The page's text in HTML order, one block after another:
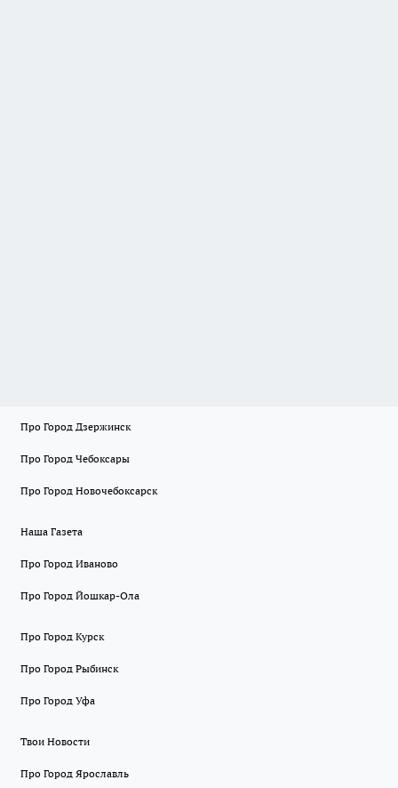
Про Город Дзержинск
Про Город Чебоксары
Про Город Новочебоксарск
Наша Газета
Про Город Иваново
Про Город Йошкар-Ола
Про Город Курск
Про Город Рыбинск
Про Город Уфа
Твои Новости
Про Город Ярославль